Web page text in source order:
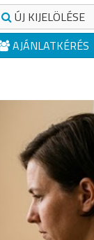
ÚJ KIJELÖLÉSE
AJÁNLATKÉRÉS